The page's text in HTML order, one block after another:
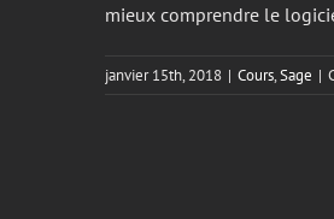
mieux comprendre le
janvier 15th, 2018 | Cours,Sage |